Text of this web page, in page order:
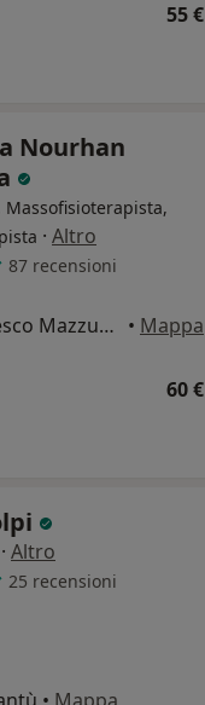
55 €
Nourhan
Massofisioterapista,
· Altro
87 recensioni
Via Morazzone Pier Francesco Mazzucchelli, 3, Como • Mappa
60 €
· Altro
25 recensioni